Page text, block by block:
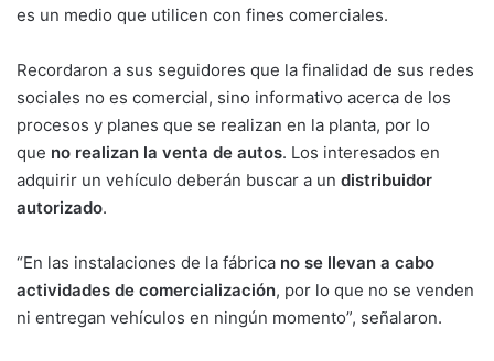
es un medio que utilicen con fines comerciales.
Recordaron a sus seguidores que la finalidad de sus redes
sociales no es comercial, sino informativo acerca de los
procesos y planes que se realizan en la planta, por lo
que no realizan la venta de autos. Los interesados en
adquirir un vehículo deberán buscar a un distribuidor
autorizado.
“En las instalaciones de la fábrica no se llevan a cabo
actividades de comercialización, por lo que no se venden
ni entregan vehículos en ningún momento”, señalaron.